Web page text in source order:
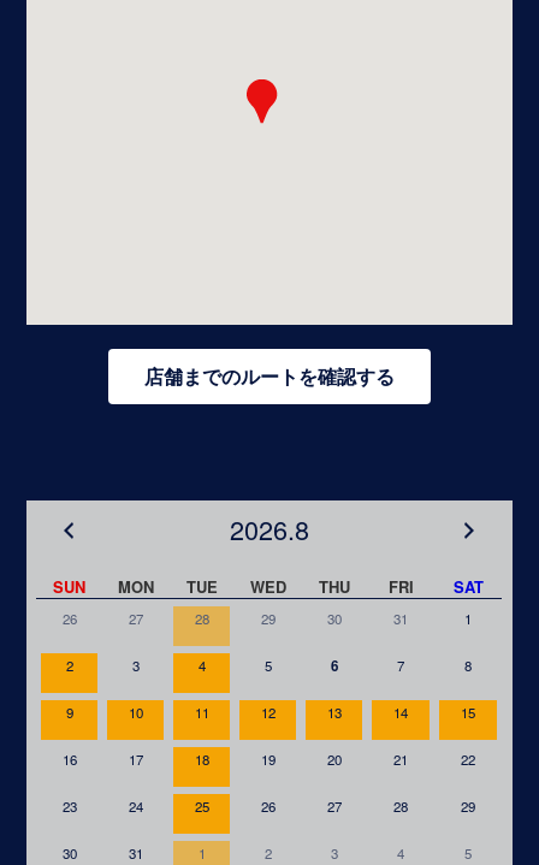
店舗までのルートを確認する
2026.8
SUN MON TUE WED THU FRI SAT
26 27 28 29 30 31 1
2 3 4 5 6 7 8
9 10 11 12 13 14 15
16 17 18 19 20 21 22
23 24 25 26 27 28 29
30 31 1 2 3 4 5